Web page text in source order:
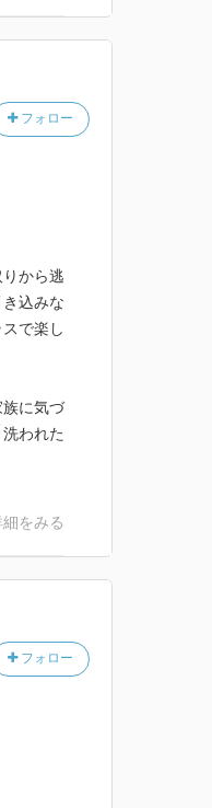
フォロー
から逃
込みな
で楽し
に気づ
われた
細をみる
フォロー